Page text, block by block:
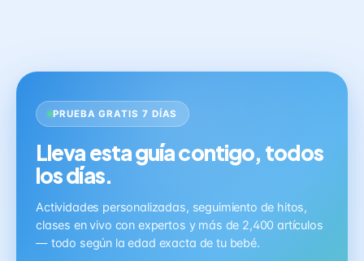
PRUEBA GRATIS 7 DÍAS
Lleva esta guía contigo, todos
los días.
Actividades personalizadas, seguimiento de hitos,
clases en vivo con expertos y más de 2,400 artículos
— todo según la edad exacta de tu bebé.